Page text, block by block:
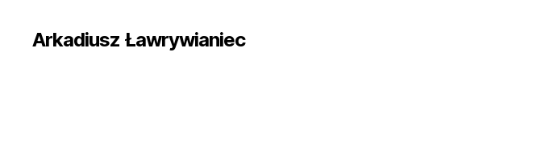
Arkadiusz Ławrywianiec